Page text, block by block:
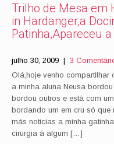
Trilho de Mesa em
in Hardanger,a
Patinha,Apareceu
julho 30, 2009 | 3
Olá,hoje venho compartilhar
a minha aluna Neusa
bordou outros e está com
bordando um em cru só
más noticias a minha
cirurgia á algum […]